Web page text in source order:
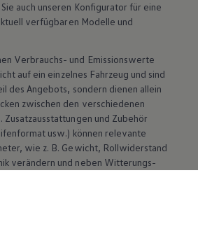
auch unseren Konfigurator für eine
verfügbaren Modelle und
Verbrauchs- und Emissionswerte
auf ein einzelnes Fahrzeug und sind
des Angebots, sondern dienen allein
zwischen den verschiedenen
Zusatzausstattungen und Zubehör
usw.) können relevante
wie z. B. Gewicht, Rollwiderstand
verändern und neben Witterungs-